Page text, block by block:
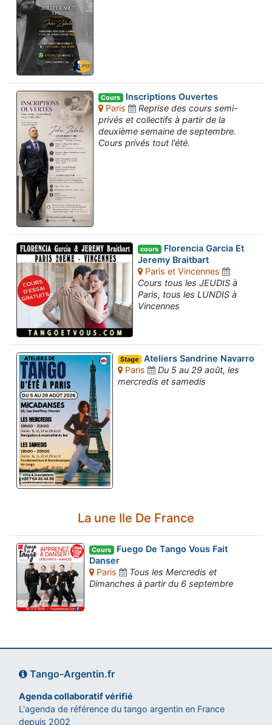
Cours Inscriptions Ouvertes
Paris
Reprise des cours semi-
privés et collectifs à partir de la
deuxième semaine de septembre.
Cours privés tout l'été.
cours Florencia Garcia Et
Jeremy Braitbart
Paris et Vincennes
Cours tous les JEUDIS à
Paris, tous les LUNDIS à
Vincennes
Stage Ateliers Sandrine Navarro
Paris
Du 5 au 29 août, les
mercredis et samedis
La une Ile De France
Cours Fuego De Tango Vous Fait
Danser
Paris
Tous les Mercredis et
Dimanches à partir du 6 septembre
Tango-Argentin.fr
Agenda collaboratif vérifié
L'agenda de référence du tango argentin en France
depuis 2002